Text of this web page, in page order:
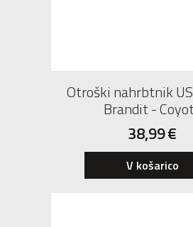
Otroški nahrbtnik
Brandit -
38,99€
V košarico